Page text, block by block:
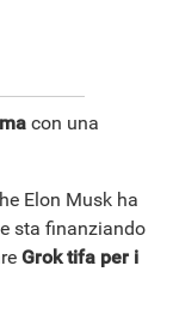
con una
Elon Musk ha
sta finanziando
Grok tifa per i